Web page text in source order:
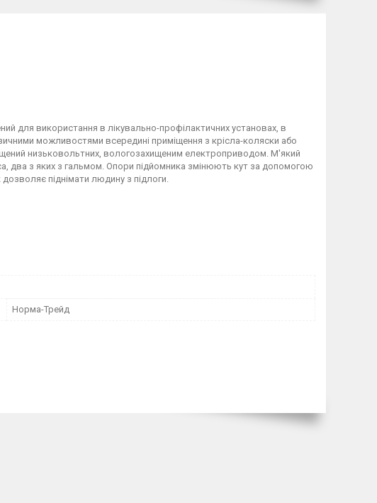
для використання в лікувально-профілактичних установах, в
можливостями всередині приміщення з крісла-коляски або
низьковольтних, вологозахищеним електроприводом. М'який
два з яких з гальмом. Опори підйомника змінюють кут за допомогою
піднімати людину з підлоги.
Норма-Трейд